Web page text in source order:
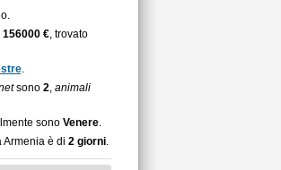
156000 €, trovato
.
sono 2, animali
sono Venere.
Armenia è di 2 giorni.